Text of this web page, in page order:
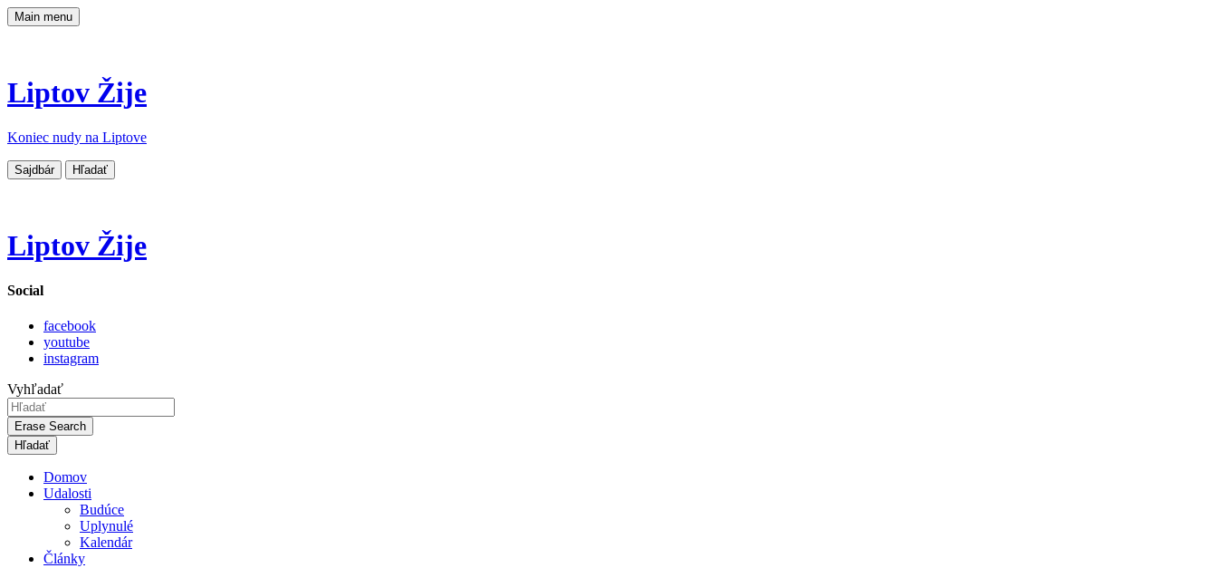
Main menu
Liptov Žije
Koniec nudy na Liptove
Sajdbár Hľadať
Liptov Žije
Social
facebook
youtube
instagram
Vyhľadať
Erase Search
Domov
Udalosti
Budúce
Uplynulé
Kalendár
Články